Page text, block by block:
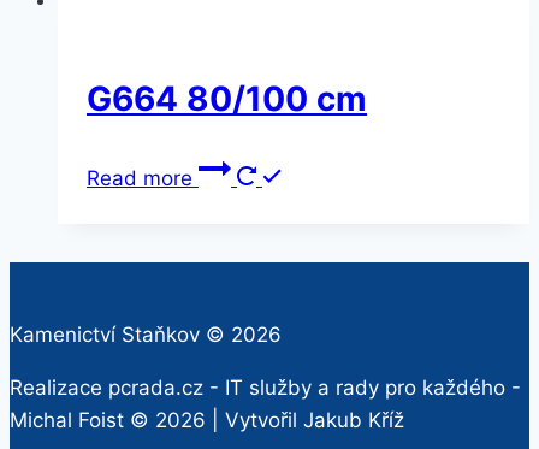
G664 80/100 cm
Read more
Kamenictví Staňkov © 2026
Realizace pcrada.cz - IT služby a rady pro každého -
Michal Foist © 2026 | Vytvořil Jakub Kříž